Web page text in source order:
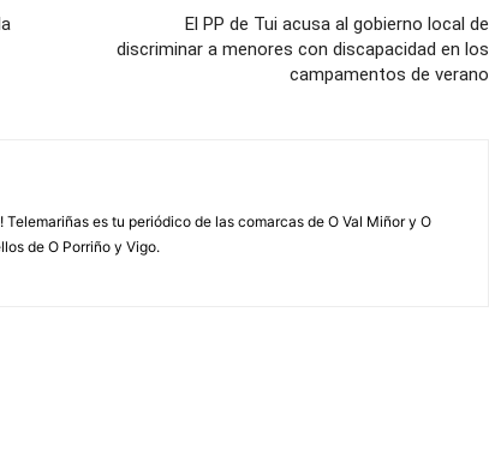
El PP de Tui acusa al gobierno local de
discriminar a menores con discapacidad en los
campamentos de verano
Telemariñas es tu periódico de las comarcas de O Val Miñor y O
de O Porriño y Vigo.